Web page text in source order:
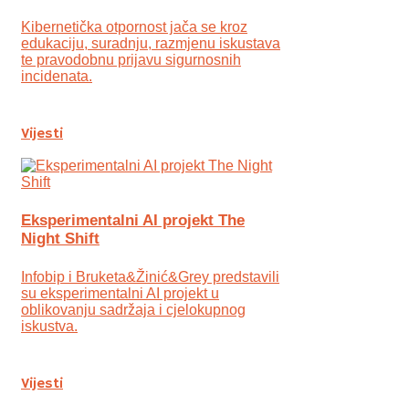
Kibernetička otpornost jača se kroz
edukaciju, suradnju, razmjenu iskustava
te pravodobnu prijavu sigurnosnih
incidenata.
Vijesti
Eksperimentalni AI projekt The
Night Shift
Infobip i Bruketa&Žinić&Grey predstavili
su eksperimentalni AI projekt u
oblikovanju sadržaja i cjelokupnog
iskustva.
Vijesti